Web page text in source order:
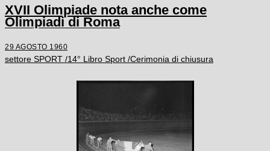
XVII Olimpiade nota anche come
Olimpiadi di Roma
29 AGOSTO 1960
settore SPORT /14° Libro Sport /Cerimonia di chiusura